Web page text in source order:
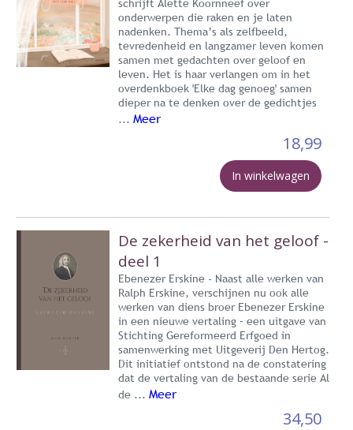
onderwerpen die raken en je laten
nadenken. Thema’s als zelfbeeld,
tevredenheid en langzamer leven komen
samen met gedachten over geloof en
leven. Het is haar verlangen om in het
overdenkboek 'Elke dag genoeg' samen
dieper na te denken over de gedichtjes
... Meer
18,99
In winkelwagen
De zekerheid van het geloof -
deel 1
Ebenezer Erskine - Naast alle werken van
Ralph Erskine, verschijnen nu ook alle
werken van diens broer Ebenezer Erskine
in een nieuwe vertaling – een uitgave van
Stichting Gereformeerd Erfgoed in
samenwerking met Uitgeverij Den Hertog.
Dit initiatief ontstond na de constatering
dat de vertaling van de bestaande serie Al
de ... Meer
34,50